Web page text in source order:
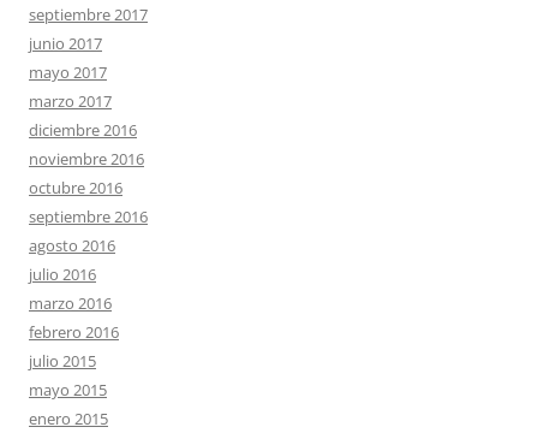
septiembre 2017
junio 2017
mayo 2017
marzo 2017
diciembre 2016
noviembre 2016
octubre 2016
septiembre 2016
agosto 2016
julio 2016
marzo 2016
febrero 2016
julio 2015
mayo 2015
enero 2015